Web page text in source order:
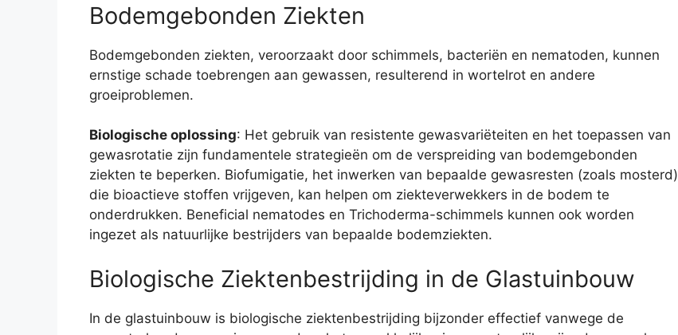
Bodemgebonden Ziekten
Bodemgebonden ziekten, veroorzaakt door schimmels, bacteriën en nematoden, kunnen
ernstige schade toebrengen aan gewassen, resulterend in wortelrot en andere
groeiproblemen.
Biologische oplossing: Het gebruik van resistente gewasvariëteiten en het toepassen van
gewasrotatie zijn fundamentele strategieën om de verspreiding van bodemgebonden
ziekten te beperken. Biofumigatie, het inwerken van bepaalde gewasresten (zoals mosterd)
die bioactieve stoffen vrijgeven, kan helpen om ziekteverwekkers in de bodem te
onderdrukken. Beneficial nematodes en Trichoderma-schimmels kunnen ook worden
ingezet als natuurlijke bestrijders van bepaalde bodemziekten.
Biologische Ziektenbestrijding in de Glastuinbouw
In de glastuinbouw is biologische ziektenbestrijding bijzonder effectief vanwege de